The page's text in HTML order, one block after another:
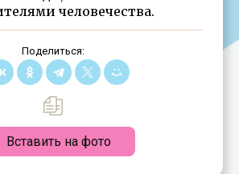
человечества.
Поделиться:
Вставить на фото